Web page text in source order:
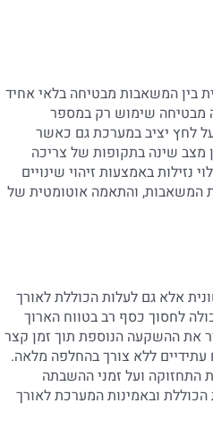
בין המשאבות מבטיחה בלאי אחיד
מבטיחה שימוש רק במספר
לחץ יציב במערכת גם כאשר
מצב שינה בתקופות של צריכה
באמצעות זיהוי שינויים
המשאבות, והתאמה אוטומטית של
אלא גם לעלות הכוללת לאורך
לחסוך כסף רב בטווח הארוך
את ההשקעה הנוספת תוך זמן קצר
ללא צורך בהחלפה מלאה.
התחזוקה ועל זמני ההשבתה
ובאמינות המערכת לאורך